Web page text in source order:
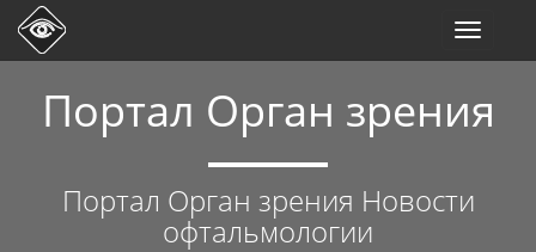
Портал Орган зрения
Портал Орган зрения Новости
офтальмологии
Toggle